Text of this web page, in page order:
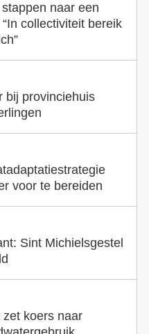
naar een
collectiviteit bereik
bij provinciehuis
voor te bereiden
Sint Michielsgestel
koers naar